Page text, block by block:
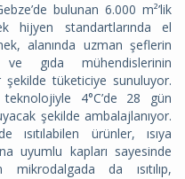
bulunan 6.000 m²’lik
hijyen standartlarında el
alanında uzman şeflerin
gıda mühendislerinin
tüketiciye sunuluyor.
4°C’de 28 gün
şekilde ambalajlanıyor.
ısıtılabilen ürünler, ısıya
uyumlu kapları sayesinde
da ısıtılıp,